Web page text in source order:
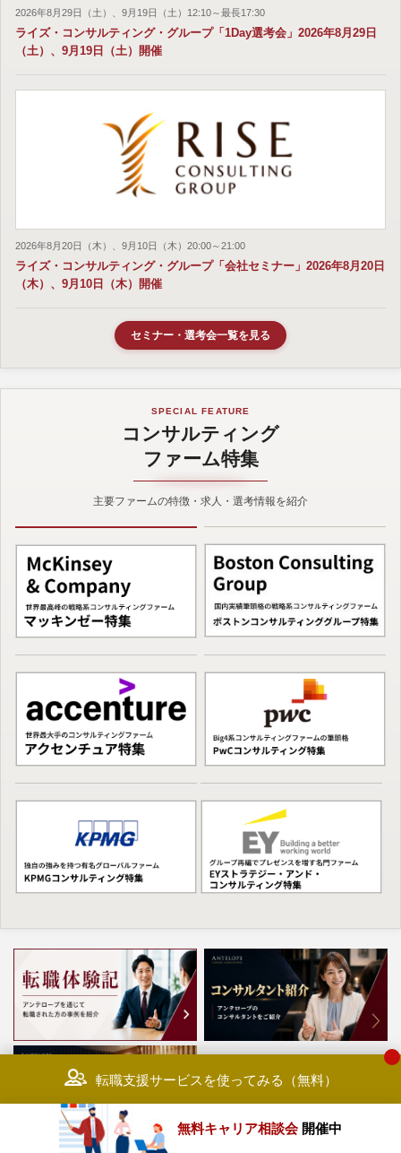
2026年8月29日（土）、9月19日（土）12:10～最長17:30
ライズ・コンサルティング・グループ「1Day選考会」2026年8月29日
（土）、9月19日（土）開催
2026年8月20日（木）、9月10日（木）20:00～21:00
ライズ・コンサルティング・グループ「会社セミナー」2026年8月20日
（木）、9月10日（木）開催
セミナー・選考会一覧を見る
SPECIAL FEATURE
コンサルティング
ファーム特集
主要ファームの特徴・求人・選考情報を紹介
転職支援サービスを使ってみる（無料）
無料キャリア相談会 開催中